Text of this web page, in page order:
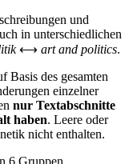
und
in unterschiedlichen
⟷ art and politics.
Basis des gesamten
einzelner
nur Textabschnitte
haben. Leere oder
nicht enthalten.
6 Gruppen